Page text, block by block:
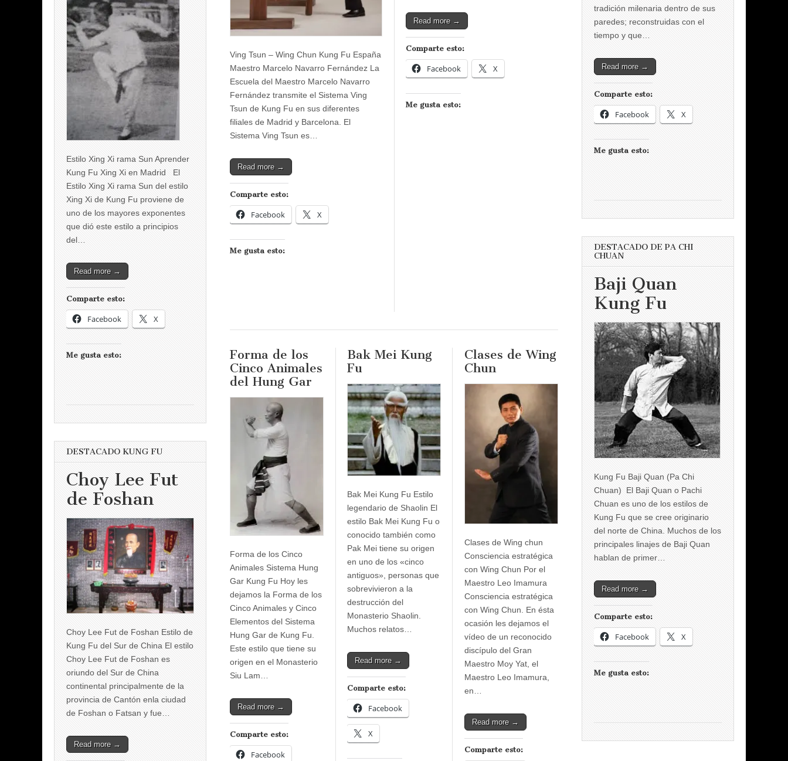
Ving Tsun – Wing Chun Kung Fu España
Maestro Marcelo Navarro Fernández La
Escuela del Maestro Marcelo Navarro
Fernández transmite el Sistema Ving
Tsun de Kung Fu en sus diferentes
filiales de Madrid y Barcelona. El
Sistema Ving Tsun es…
Read more →
Comparte esto:
Facebook X
Me gusta esto:
Read more →
Comparte esto:
Facebook X
Me gusta esto:
Forma de los
Cinco Animales
del Hung Gar
Forma de los Cinco
Animales Sistema Hung
Gar Kung Fu Hoy les
dejamos la Forma de los
Cinco Animales y Cinco
Elementos del Sistema
Hung Gar de Kung Fu.
Este estilo que tiene su
origen en el Monasterio
Siu Lam…
Read more →
Comparte esto:
Facebook
Bak Mei Kung
Fu
Bak Mei Kung Fu Estilo
legendario de Shaolin El
estilo Bak Mei Kung Fu o
conocido también como
Pak Mei tiene su origen
en uno de los «cinco
antiguos», personas que
sobrevivieron a la
destrucción del
Monasterio Shaolin.
Muchos relatos…
Read more →
Comparte esto:
Facebook
X
Clases de Wing
Chun
Clases de Wing chun
Consciencia estratégica
con Wing Chun Por el
Maestro Leo Imamura
Consciencia estratégica
con Wing Chun. En ésta
ocasión les dejamos el
vídeo de un reconocido
discípulo del Gran
Maestro Moy Yat, el
Maestro Leo Imamura,
en…
Read more →
Comparte esto:
Estilo Xing Xi rama Sun Aprender
Kung Fu Xing Xi en Madrid El
Estilo Xing Xi rama Sun del estilo
Xing Xi de Kung Fu proviene de
uno de los mayores exponentes
que dió este estilo a principios
del…
Read more →
Comparte esto:
Facebook X
Me gusta esto:
DESTACADO KUNG FU
Choy Lee Fut
de Foshan
Choy Lee Fut de Foshan Estilo de
Kung Fu del Sur de China El estilo
Choy Lee Fut de Foshan es
oriundo del Sur de China
continental principalmente de la
provincia de Cantón enla ciudad
de Foshan o Fatsan y fue…
Read more →
tradición milenaria dentro de sus
paredes; reconstruidas con el
tiempo y que…
Read more →
Comparte esto:
Facebook X
Me gusta esto:
DESTACADO DE PA CHI
CHUAN
Baji Quan
Kung Fu
Kung Fu Baji Quan (Pa Chi
Chuan) El Baji Quan o Pachi
Chuan es uno de los estilos de
Kung Fu que se cree originario
del norte de China. Muchos de los
principales linajes de Baji Quan
hablan de primer…
Read more →
Comparte esto:
Facebook X
Me gusta esto: